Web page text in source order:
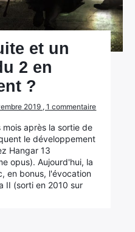
et un
2 en
?
2019 , 1 commentaire
mois après la sortie de
le développement
Hangar 13
opus). Aujourd'hui, la
en bonus, l'évocation
II (sorti en 2010 sur